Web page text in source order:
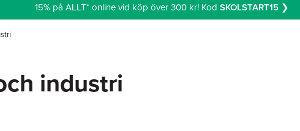
15% på ALLT* online vid köp över 300 kr! Kod SKOLSTART15❯
industri